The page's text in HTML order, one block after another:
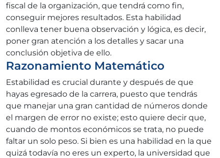
fiscal de la organización, que tendrá como fin,
conseguir mejores resultados. Esta habilidad
conlleva tener buena observación y lógica, es decir,
poner gran atención a los detalles y sacar una
conclusión objetiva de ello.
Razonamiento Matemático
Estabilidad es crucial durante y después de que
hayas egresado de la carrera, puesto que tendrás
que manejar una gran cantidad de números donde
el margen de error no existe; esto quiere decir que,
cuando de montos económicos se trata, no puede
faltar un solo peso. Si bien es una habilidad en la que
quizá todavía no eres un experto, la universidad que